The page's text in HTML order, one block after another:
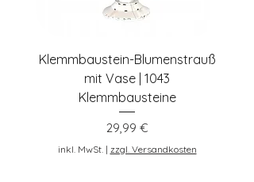
Klemmbaustein-Blumenstrauß
mit Vase | 1043
Klemmbausteine
Preis
29,99 €
inkl. MwSt.| zzgl. Versandkosten